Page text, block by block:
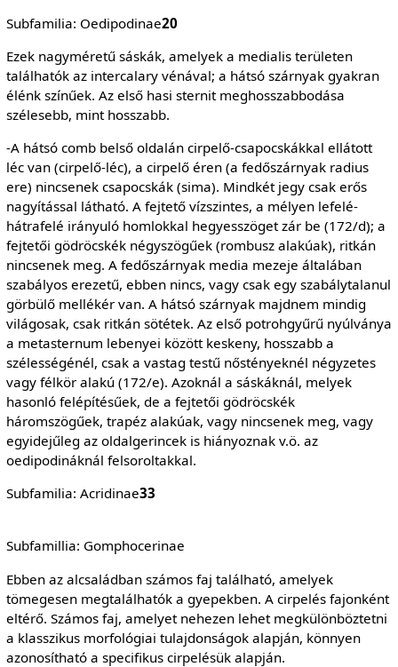
Subfamilia: Oedipodinae20
Ezek nagyméretű sáskák, amelyek a medialis területen
találhatók az intercalary vénával; a hátsó szárnyak gyakran
élénk színűek. Az első hasi sternit meghosszabbodása
szélesebb, mint hosszabb.
-A hátsó comb belső oldalán cirpelő-csapocskákkal ellátott
léc van (cirpelő-léc), a cirpelő éren (a fedőszárnyak radius
ere) nincsenek csapocskák (sima). Mindkét jegy csak erős
nagyítással látható. A fejtető vízszintes, a mélyen lefelé-
hátrafelé irányuló homlokkal hegyesszöget zár be (172/d); a
fejtetői gödröcskék négyszögűek (rombusz alakúak), ritkán
nincsenek meg. A fedőszárnyak media mezeje általában
szabályos erezetű, ebben nincs, vagy csak egy szabálytalanul
görbülő mellékér van. A hátsó szárnyak majdnem mindig
világosak, csak ritkán sötétek. Az első potrohgyűrű nyúlványa
a metasternum lebenyei között keskeny, hosszabb a
szélességénél, csak a vastag testű nőstényeknél négyzetes
vagy félkör alakú (172/e). Azoknál a sáskáknál, melyek
hasonló felépítésűek, de a fejtetői gödröcskék
háromszögűek, trapéz alakúak, vagy nincsenek meg, vagy
egyidejűleg az oldalgerincek is hiányoznak v.ö. az
oedipodináknál felsoroltakkal.
Subfamilia: Acridinae33
Subfamillia: Gomphocerinae
Ebben az alcsaládban számos faj található, amelyek
tömegesen megtalálhatók a gyepekben. A cirpelés fajonként
eltérő. Számos faj, amelyet nehezen lehet megkülönböztetni
a klasszikus morfológiai tulajdonságok alapján, könnyen
azonosítható a specifikus cirpelésük alapján.